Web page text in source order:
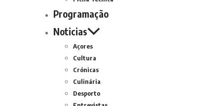
Programação
Noticias
Açores
Cultura
Crónicas
Culinária
Desporto